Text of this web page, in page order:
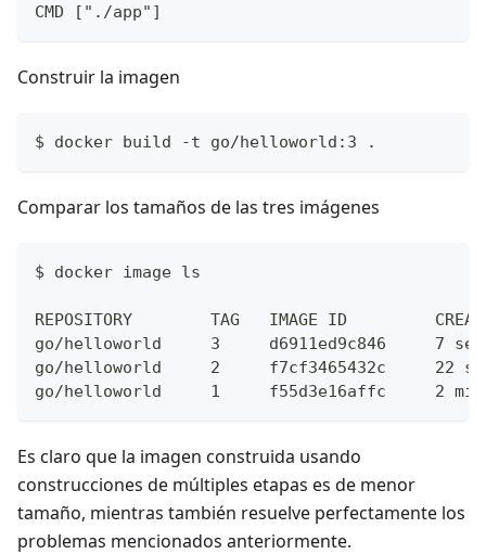
CMD ["./app"]
Construir la imagen
$ docker build -t go/helloworld:3 .
Comparar los tamaños de las tres imágenes
$ docker image ls
REPOSITORY        TAG   IMAGE ID
go/helloworld     3     d6911ed9c846     7
go/helloworld     2     f7cf3465432c     22
go/helloworld     1     f55d3e16affc     2
Es claro que la imagen construida usando
construcciones de múltiples etapas es de menor
tamaño, mientras también resuelve perfectamente los
problemas mencionados anteriormente.